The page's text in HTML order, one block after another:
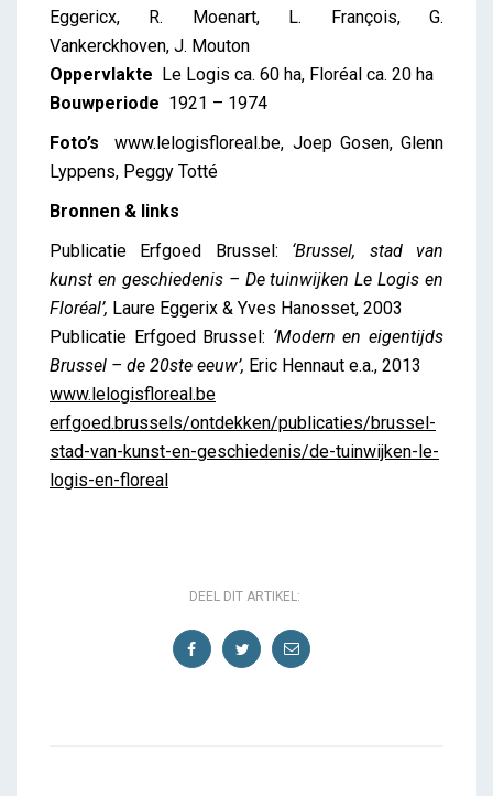
Eggericx, R. Moenart, L. François, G.
Vankerckhoven, J. Mouton
Oppervlakte Le Logis ca. 60 ha, Floréal ca. 20 ha
Bouwperiode 1921 – 1974
Foto’s www.lelogisfloreal.be, Joep Gosen, Glenn
Lyppens, Peggy Totté
Bronnen & links
Publicatie Erfgoed Brussel: ‘Brussel, stad van
kunst en geschiedenis – De tuinwijken Le Logis en
Floréal’, Laure Eggerix & Yves Hanosset, 2003
Publicatie Erfgoed Brussel: ‘Modern en eigentijds
Brussel – de 20ste eeuw’, Eric Hennaut e.a., 2013
www.lelogisfloreal.be
erfgoed.brussels/ontdekken/publicaties/brussel-
stad-van-kunst-en-geschiedenis/de-tuinwijken-le-
logis-en-floreal
DEEL DIT ARTIKEL: